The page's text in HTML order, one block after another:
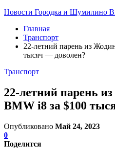
Новости Городка и Шумилино
Главная
Транспорт
22-летний парень из
тысяч — доволен?
Транспорт
22-летний парень
BMW i8 за $100
Опубликовано Май 24, 2023
0
Поделится